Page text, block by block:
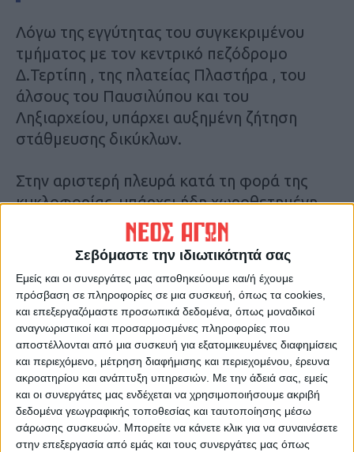
Σεβόμαστε την ιδιωτικότητά σας
Εμείς και οι συνεργάτες μας αποθηκεύουμε και/ή έχουμε
πρόσβαση σε πληροφορίες σε μια συσκευή, όπως τα cookies,
και επεξεργαζόμαστε προσωπικά δεδομένα, όπως μοναδικοί
αναγνωριστικοί και προσαρμοσμένες πληροφορίες που
αποστέλλονται από μια συσκευή για εξατομικευμένες διαφημίσεις
και περιεχόμενο, μέτρηση διαφήμισης και περιεχομένου, έρευνα
ακροατηρίου και ανάπτυξη υπηρεσιών. Με την άδειά σας, εμείς
και οι συνεργάτες μας ενδέχεται να χρησιμοποιήσουμε ακριβή
δεδομένα γεωγραφικής τοποθεσίας και ταυτοποίησης μέσω
σάρωσης συσκευών. Μπορείτε να κάνετε κλικ για να συναινέσετε
στην επεξεργασία από εμάς και τους συνεργάτες μας όπως
Λόγω της εγγύτητας του συγκεκριμένου
τμήματος με τον κεντρικό πεζόδρομο
Δ.Τερτίπη , της πλατείας Πλαστήρα , του
άλσους του Παυσιλύπου και του
Ληξιαρχείου, υπάρχει αυξημένη ζήτηση
στάθμευσης δικύκλων.
Στην αριστερή πλευρά κατά τη φορά της
κυκλοφορίας, υπάρχει ήδη χωροθετημένη
θέση φορτοεκφόρτωσης εμπορευμάτων
μήκους πλέον των δέκα μέτρων, στο
ενδιάμεσο βρίσκεται το Λαογραφικό
Μουσείο στο οποίο η ορατότητα της
εισόδου ως και η πρόσβαση
παρεμποδίζεται από τα σταθμευμένα
οχήματα, στη δε διασταύρωση με την οδό
Ιεζεκιήλ έχουν ήδη τοποθετηθεί σύμφωνα
με τον Κ.Ο.Κ πλαστικοί επαναφερόμενοι
κύλινδροι ώστε να στρίβουν ακώλυτα τα
αστικά λεωφορεία.